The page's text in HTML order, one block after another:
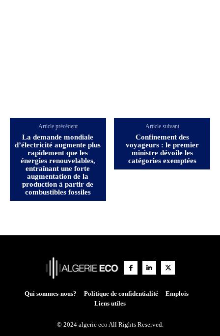
Article précédent
La demande mondiale
d’électricité augmente plus
rapidement que les
énergies renouvelables,
entraînant une forte
augmentation de la
production à partir de
combustibles fossiles
Article suivant
Confinement des
voyageurs : le premier
ministre dévoile les
catégories exemptées
Qui sommes-nous? Politique de confidentialité
Emplois
Liens utiles
© 2024 algerie eco All Rights Reserved.